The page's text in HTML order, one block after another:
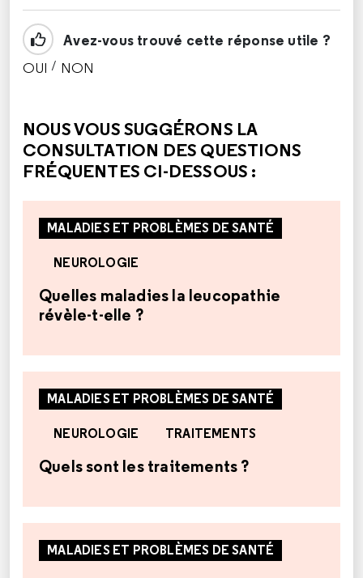
Avez-vous trouvé cette réponse utile ?
OUI / NON
NOUS VOUS SUGGÉRONS LA
CONSULTATION DES QUESTIONS
FRÉQUENTES CI-DESSOUS :
MALADIES ET PROBLÈMES DE SANTÉ
NEUROLOGIE
Quelles maladies la leucopathie
révèle-t-elle ?
MALADIES ET PROBLÈMES DE SANTÉ
NEUROLOGIE TRAITEMENTS
Quels sont les traitements ?
MALADIES ET PROBLÈMES DE SANTÉ